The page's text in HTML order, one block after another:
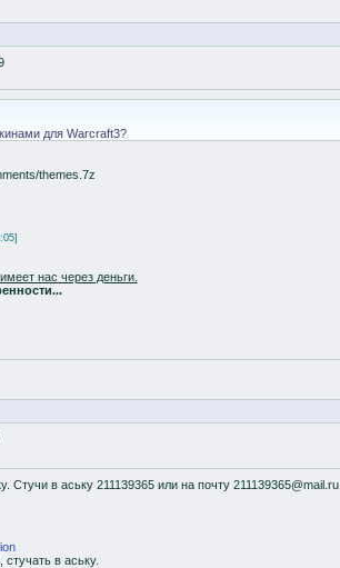
для Warcraft3?
themes.7z
нас через деньги.
Стучи в аську 211139365 или на почту 211139365@mail.ru
в аську.